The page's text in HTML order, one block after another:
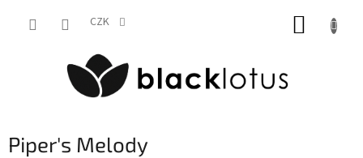
CZK
Piper's Melody